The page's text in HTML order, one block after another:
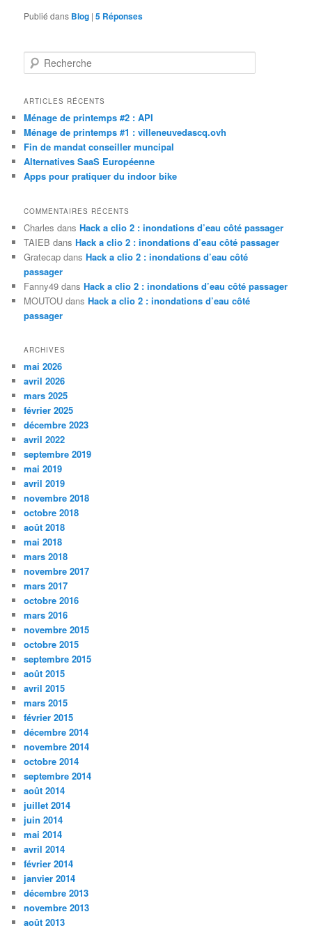
Publié dans Blog |5 Réponses
e
h
r
c
h
e
ARTICLES RÉCENTS
Ménage de printemps #2 : API
Ménage de printemps #1 : villeneuvedascq.ovh
Fin de mandat conseiller muncipal
Alternatives SaaS Européenne
Apps pour pratiquer du indoor bike
COMMENTAIRES RÉCENTS
Charles dansHack a clio 2 : inondations d’eau côté passager
TAIEB dansHack a clio 2 : inondations d’eau côté passager
Gratecap dansHack a clio 2 : inondations d’eau côté
passager
Fanny49 dansHack a clio 2 : inondations d’eau côté passager
MOUTOU dansHack a clio 2 : inondations d’eau côté
passager
ARCHIVES
mai 2026
avril 2026
mars 2025
février 2025
décembre 2023
avril 2022
septembre 2019
mai 2019
avril 2019
novembre 2018
octobre 2018
août 2018
mai 2018
mars 2018
novembre 2017
mars 2017
octobre 2016
mars 2016
novembre 2015
octobre 2015
septembre 2015
août 2015
avril 2015
mars 2015
février 2015
décembre 2014
novembre 2014
octobre 2014
septembre 2014
août 2014
juillet 2014
juin 2014
mai 2014
avril 2014
février 2014
janvier 2014
décembre 2013
novembre 2013
août 2013